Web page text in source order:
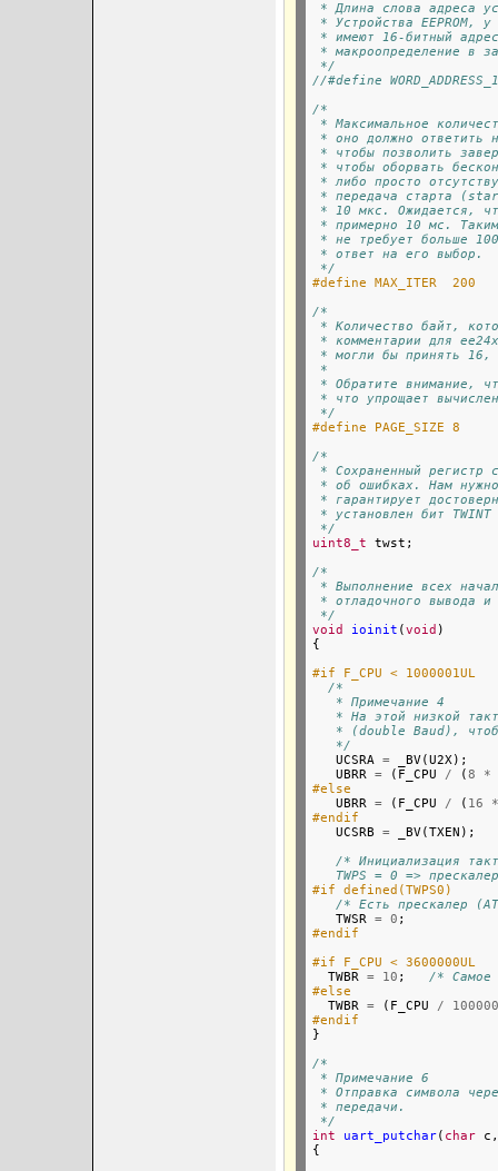
* Длина слова адреса
* Устройства EEPROM,
* имеют 16-битный
* макроопределение в
*/
//#define
/*
* Максимальное
* оно должно ответить
* чтобы позволить
* чтобы оборвать
* либо просто
* передача старта
* 10 мкс. Ожидается,
* примерно 10 мс. Таким
* не требует больше
* ответ на его выбор.
*/
#define MAX_ITER  200
/*
* Количество байт,
* комментарии для
* могли бы принять 16,
*
* Обратите внимание,
* что упрощает
*/
#define PAGE_SIZE 8
/*
* Сохраненный регистр
* об ошибках. Нам
* гарантирует
* установлен бит TWINT
*/
uint8_t twst;
/*
* Выполнение всех
* отладочного вывода
*/
void
ioinit ( void )
{
#if F_CPU < 1000001UL
/*
   * Примечание 4
* На этой низкой
* (double Baud),
   */
UCSRA = _BV(U2X);
   UBRR
= (F_CPU / ( 8
*
#else
UBRR = (F_CPU / ( 16
*
#endif
UCSRB = _BV(TXEN);
/* Инициализация
TWPS = 0 =>
#if defined(TWPS0)
/* Есть прескалер
   TWSR
= 0
#endif
#if F_CPU < 3600000UL
TWBR = 10 ; /* Самое
#else
TWBR = (F_CPU /
#endif
}
/*
* Примечание 6
* Отправка символа
* передачи.
*/
int
uart_putchar( char
{